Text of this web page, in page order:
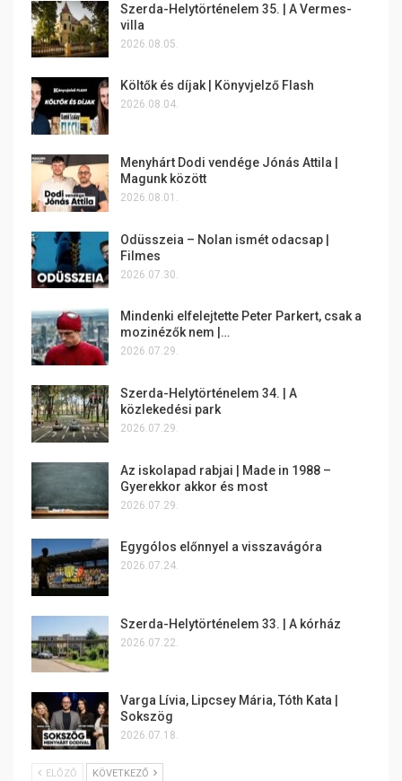
Szerda-Helytörténelem 35. | A Vermes-
villa
2026.08.05.
Költők és díjak | Könyvjelző Flash
2026.08.04.
Menyhárt Dodi vendége Jónás Attila |
Magunk között
2026.08.01.
Odüsszeia – Nolan ismét odacsap |
Filmes
2026.07.30.
Mindenki elfelejtette Peter Parkert, csak a
mozinézők nem |…
2026.07.29.
Szerda-Helytörténelem 34. | A
közlekedési park
2026.07.29.
Az iskolapad rabjai | Made in 1988 –
Gyerekkor akkor és most
2026.07.29.
Egygólos előnnyel a visszavágóra
2026.07.24.
Szerda-Helytörténelem 33. | A kórház
2026.07.22.
Varga Lívia, Lipcsey Mária, Tóth Kata |
Sokszög
2026.07.18.
ELŐZŐ KÖVETKEZŐ